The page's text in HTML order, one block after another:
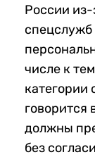
России
спецслужб
числе к
категории
говорится
должны
без